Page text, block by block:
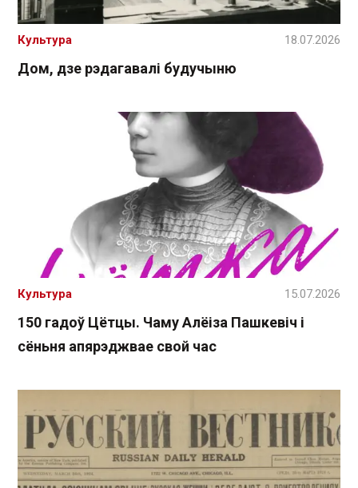
Дом, дзе рэдагавалі будучыню
Культура 18.07.2026
150 гадоў Цётцы. Чаму Алёіза Пашкевіч і
сёньня апярэджвае свой час
Культура 15.07.2026